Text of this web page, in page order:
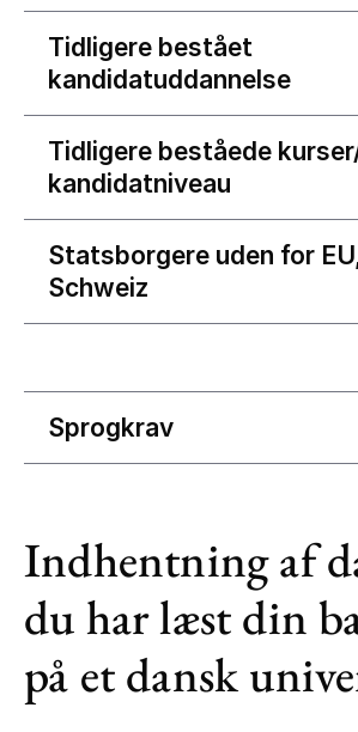
Tidligere bestået
kandidatuddannelse
Tidligere beståede
kandidatniveau
Statsborgere uden for
Schweiz
Sprogkrav
Indhentning af
du har læst din
på et dansk